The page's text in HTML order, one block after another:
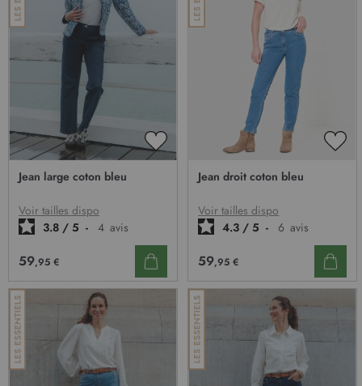
AJOUTER
D’ENVIE
Jean large coton bleu
Voir tailles dispo
3.8 / 5 - 4 avis
59,95 €
Jean droit coton bleu
Voir tailles dispo
4.3 / 5 - 6 avis
59,95 €